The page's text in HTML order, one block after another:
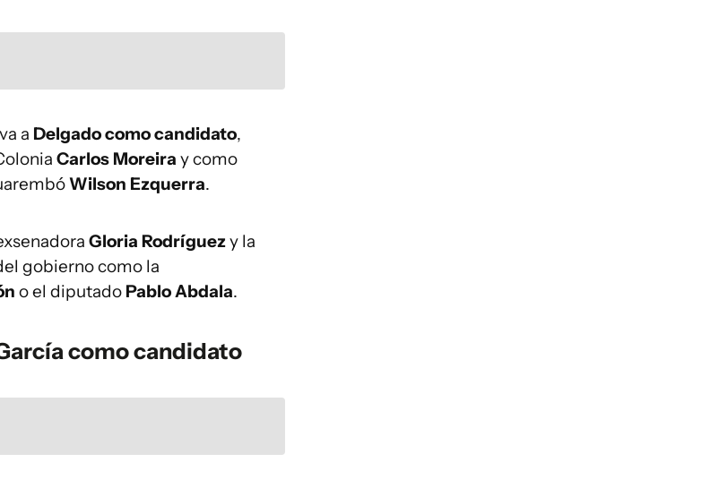
a Delgado como candidato,
Carlos Moreira y como
Wilson Ezquerra.
Gloria Rodríguezy la
gobierno como la
o el diputado Pablo Abdala.
como candidato